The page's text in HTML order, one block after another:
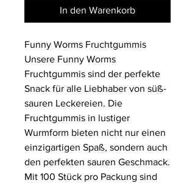
In den Warenkorb
Funny Worms Fruchtgummis
Unsere Funny Worms
Fruchtgummis sind der perfekte
Snack für alle Liebhaber von süß-
sauren Leckereien. Die
Fruchtgummis in lustiger
Wurmform bieten nicht nur einen
einzigartigen Spaß, sondern auch
den perfekten sauren Geschmack.
Mit 100 Stück pro Packung sind